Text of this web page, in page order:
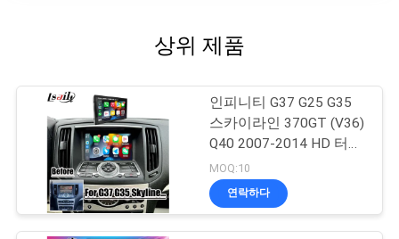
상위 제품
인피니티 G37 G25 G35
스카이라인 370GT (V36)
Q40 2007-2014 HD 터치
디스플레이용 Lsailt 7 인
치 무선 안드로이드 오토
카플레이 화면
MOQ:10
연락하다